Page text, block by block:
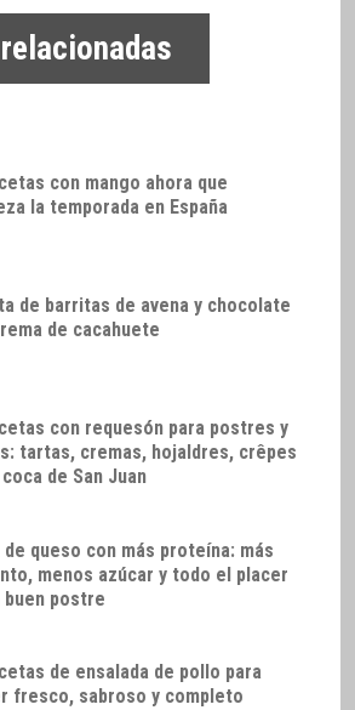
con mango ahora que
la temporada en España
de barritas de avena y chocolate
de cacahuete
con requesón para postres y
tartas, cremas, hojaldres, crêpes
de San Juan
de queso con más proteína: más
menos azúcar y todo el placer
buen postre
de ensalada de pollo para
fresco, sabroso y completo